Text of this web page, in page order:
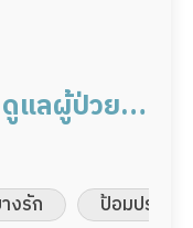
แลผู้ป่วย
พร้อม
งรัก
ป้อมปราบ